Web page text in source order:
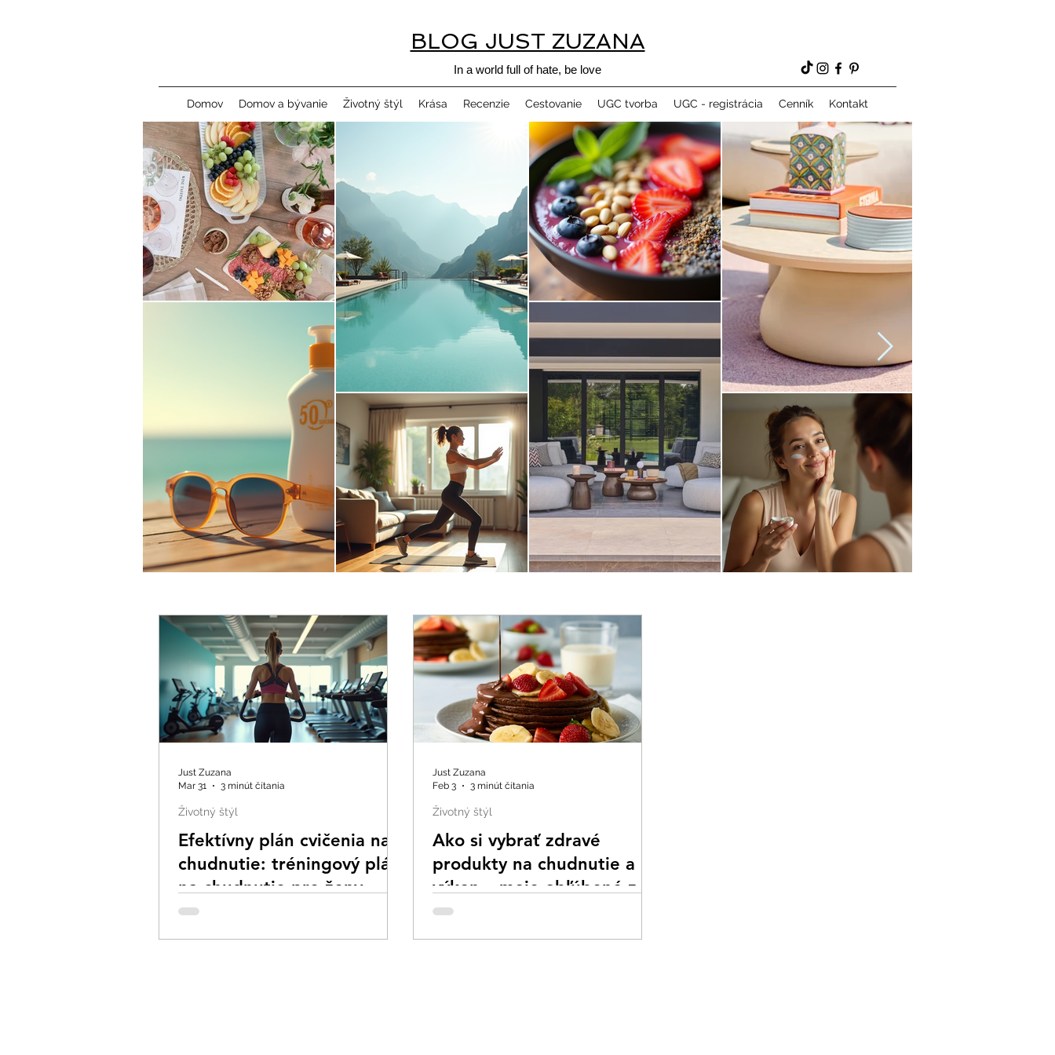
BLOG JUST ZUZANA
In a world full of hate, be love
Domov Domov a bývanie Životný štýl Krása Recenzie Cestovanie UGC tvorba UGC - registrácia Cenník Kontakt
Efektívny plán cvičenia na
chudnutie: tréningový plán
na chudnutie pre ženy
Životný štýl
Just Zuzana
Mar 31
3 minút čítania
Ako si vybrať zdravé
produkty na chudnutie a
výkon – moje obľúbené z
Prozis
Životný štýl
Just Zuzana
Feb 3
3 minút čítania